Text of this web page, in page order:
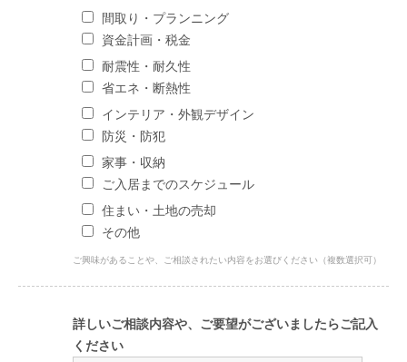
間取り・プランニング
資金計画・税金
耐震性・耐久性
省エネ・断熱性
インテリア・外観デザイン
防災・防犯
家事・収納
ご入居までのスケジュール
住まい・土地の売却
その他
ご興味があることや、ご相談されたい内容をお選びください（複数選択可）
詳しいご相談内容や、ご要望がございましたらご記入
ください